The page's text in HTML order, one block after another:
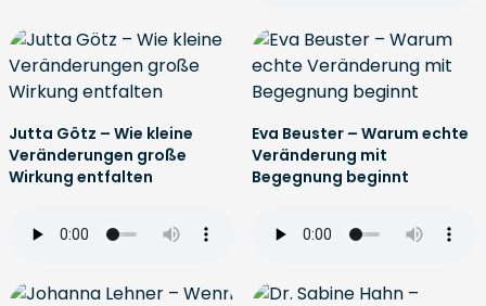
Jutta Götz – Wie kleine
Veränderungen große
Wirkung entfalten
Eva Beuster – Warum echte
Veränderung mit
Begegnung beginnt